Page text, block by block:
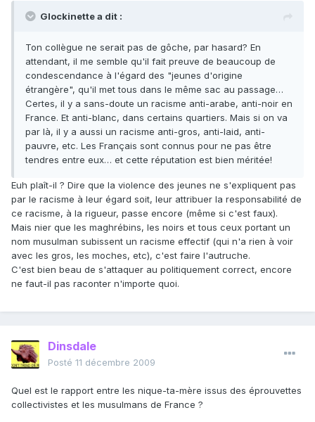
Glockinette a dit :
Ton collègue ne serait pas de gôche, par hasard? En
attendant, il me semble qu'il fait preuve de beaucoup de
condescendance à l'égard des "jeunes d'origine
étrangère", qu'il met tous dans le même sac au passage…
Certes, il y a sans-doute un racisme anti-arabe, anti-noir en
France. Et anti-blanc, dans certains quartiers. Mais si on va
par là, il y a aussi un racisme anti-gros, anti-laid, anti-
pauvre, etc. Les Français sont connus pour ne pas être
tendres entre eux… et cette réputation est bien méritée!
Euh plaît-il ? Dire que la violence des jeunes ne s'expliquent pas
par le racisme à leur égard soit, leur attribuer la responsabilité de
ce racisme, à la rigueur, passe encore (même si c'est faux).
Mais nier que les maghrébins, les noirs et tous ceux portant un
nom musulman subissent un racisme effectif (qui n'a rien à voir
avec les gros, les moches, etc), c'est faire l'autruche.
C'est bien beau de s'attaquer au politiquement correct, encore
ne faut-il pas raconter n'importe quoi.
Dinsdale
Posté 11 décembre 2009
Quel est le rapport entre les nique-ta-mère issus des éprouvettes
collectivistes et les musulmans de France ?